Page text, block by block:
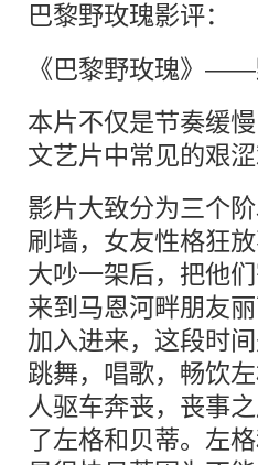
巴黎野玫瑰影评：
《巴黎野玫瑰》
本片不仅是节奏缓
文艺片中常见的艰
影片大致分为三个
刷墙，女友性格狂
大吵一架后，把他
来到马恩河畔朋友
加入进来，这段时
跳舞，唱歌，畅饮
人驱车奔丧，丧事
了左格和贝蒂。左